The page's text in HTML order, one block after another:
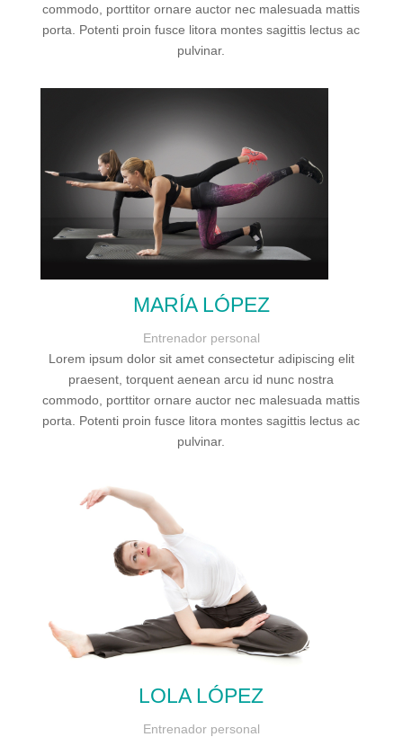
commodo, porttitor ornare auctor nec malesuada mattis
porta. Potenti proin fusce litora montes sagittis lectus ac
pulvinar.
MARÍA LÓPEZ
Entrenador personal
Lorem ipsum dolor sit amet consectetur adipiscing elit
praesent, torquent aenean arcu id nunc nostra
commodo, porttitor ornare auctor nec malesuada mattis
porta. Potenti proin fusce litora montes sagittis lectus ac
pulvinar.
LOLA LÓPEZ
Entrenador personal